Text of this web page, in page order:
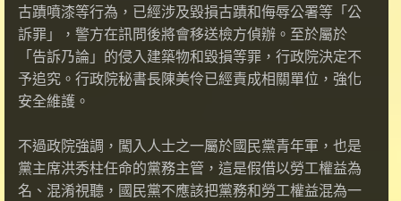
古蹟噴漆等行為，已經涉及毀損古蹟和侮辱公署等「公
訴罪」，警方在訊問後將會移送檢方偵辦。至於屬於
「告訴乃論」的侵入建築物和毀損等罪，行政院決定不
予追究。行政院秘書長陳美伶已經責成相關單位，強化
安全維護。
不過政院強調，闖入人士之一屬於國民黨青年軍，也是
黨主席洪秀柱任命的黨務主管，這是假借以勞工權益為
名、混淆視聽，國民黨不應該把黨務和勞工權益混為一